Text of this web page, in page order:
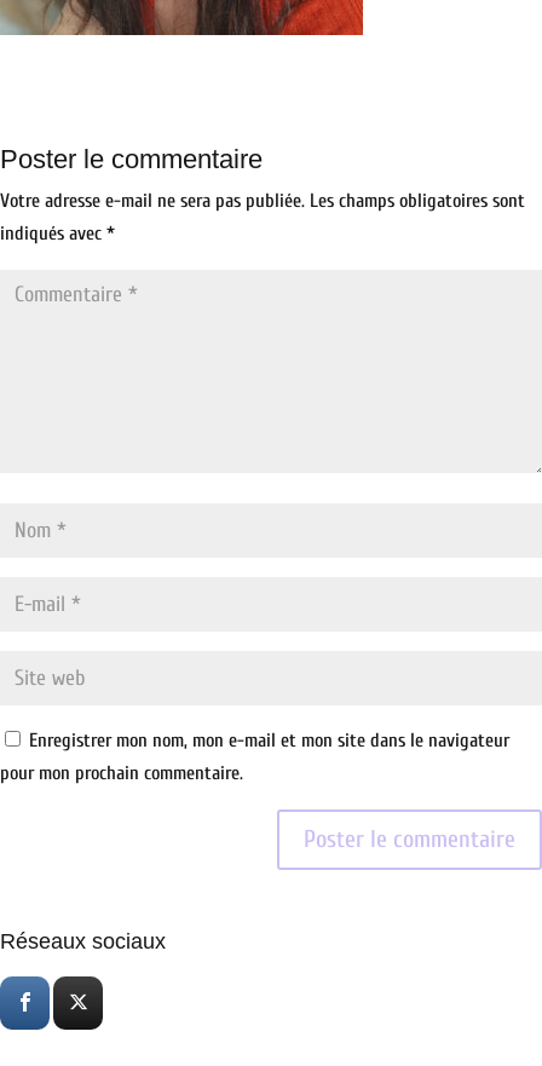
Poster le commentaire
Votre adresse e-mail ne sera pas publiée. Les champs obligatoires sont
indiqués avec *
Enregistrer mon nom, mon e-mail et mon site dans le navigateur
pour mon prochain commentaire.
Réseaux sociaux